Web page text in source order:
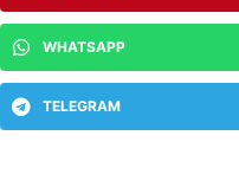
WHATSAPP
TELEGRAM